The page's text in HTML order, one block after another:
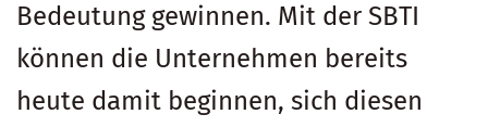
Bedeutung gewinnen. Mit der SBTI
können die Unternehmen bereits
heute damit beginnen, sich diesen